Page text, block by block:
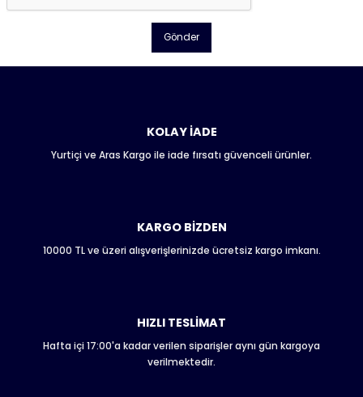
Gönder
KOLAY İADE
Yurtiçi ve Aras Kargo ile iade fırsatı güvenceli ürünler.
KARGO BİZDEN
10000 TL ve üzeri alışverişlerinizde ücretsiz kargo imkanı.
HIZLI TESLİMAT
Hafta içi 17:00'a kadar verilen siparişler aynı gün kargoya
verilmektedir.